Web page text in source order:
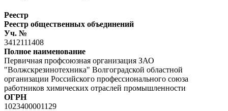
Реестр
Реестр общественных объединений
Уч. №
3412111408
Полное наименование
Первичная профсоюзная организация ЗАО
"Волжскрезинотехника" Волгоградской областной
организации Российского профессионального союза
работников химических отраслей промышленности
ОГРН
1023400001129